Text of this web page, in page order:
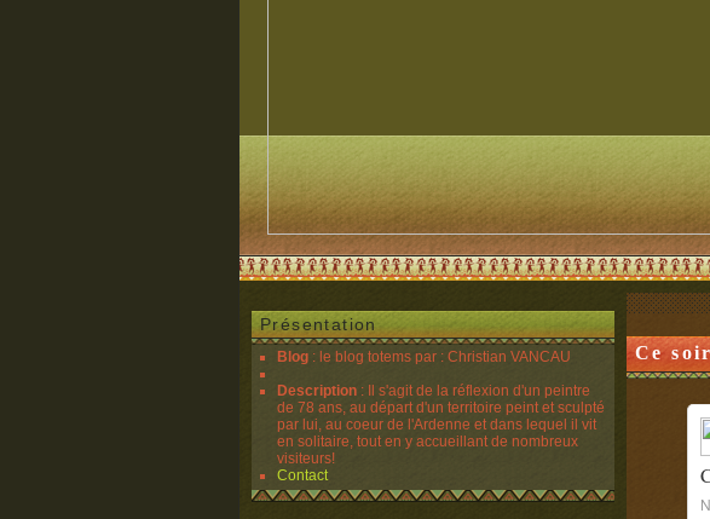
Présentation
Blog : le blog totems par : Christian VANCAU
Description : Il s'agit de la réflexion d'un peintre
de 78 ans, au départ d'un territoire peint et sculpté
par lui, au coeur de l'Ardenne et dans lequel il vit
en solitaire, tout en y accueillant de nombreux
visiteurs!
Contact
Ce